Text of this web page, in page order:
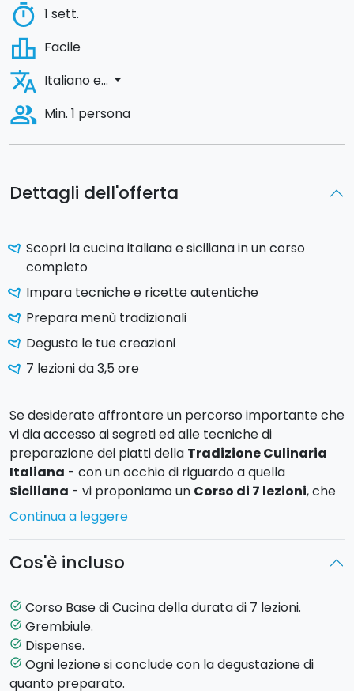
Dettagli dell'offerta
Scopri la cucina italiana e siciliana in un corso
completo
Impara tecniche e ricette autentiche
Prepara menù tradizionali
Degusta le tue creazioni
7 lezioni da 3,5 ore
Se desiderate affrontare un percorso importante che
vi dia accesso ai segreti ed alle tecniche di
preparazione dei piatti della Tradizione Culinaria
Italiana - con un occhio di riguardo a quella
Siciliana - vi proponiamo un Corso di 7 lezioni, che
vi consentirà di avere una panoramica completa
della nostra cucina, non a caso, famosa nel Mondo.
della cucina tradizionale italiana e naturalmente degli
Al termine di ogni lezione di cucina, dulcis in fundo,
degusterete le pietanze preparate con le vostre
mani!
I principali temi affrontati
Continua a leggere
Cos'è incluso
task_alt Corso Base di Cucina della durata di 7 lezioni.
task_alt Grembiule.
task_alt Dispense.
task_alt Ogni lezione si conclude con la degustazione di
quanto preparato.
timer 1 sett.
leaderboard Facile
translate Italiano e... arrow_drop_down
people_alt Min. 1 persona